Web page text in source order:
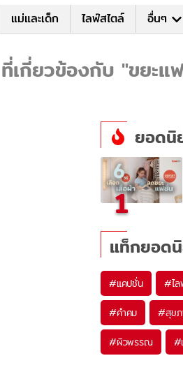
แม่และเด็ก ไลฟ์สไตล์ อื่นๆ
กี่ยวข้องกับ "ขยะแ
ยอดนิ
1
แท็กยอด
#แคปชั่น #ไ
#คำคม #สุข
#ผิวพรรณ #